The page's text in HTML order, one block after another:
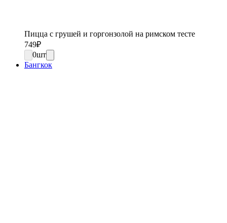
Пицца с грушей и горгонзолой на римском тесте
749₽
0шт
Бангкок